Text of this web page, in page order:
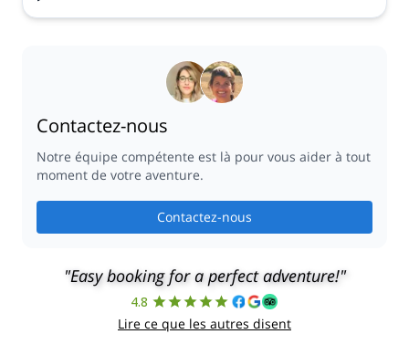
Contactez-nous
Notre équipe compétente est là pour vous aider à tout
moment de votre aventure.
Contactez-nous
"Easy booking for a perfect adventure!"
4.8
Lire ce que les autres disent